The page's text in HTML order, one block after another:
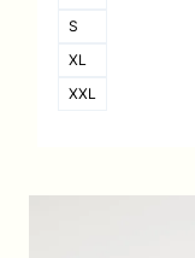
S
XL
XXL